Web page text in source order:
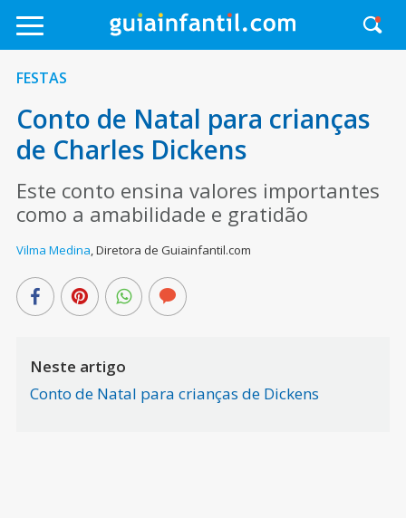
FESTAS
Conto de Natal para crianças
de Charles Dickens
Este conto ensina valores importantes
como a amabilidade e gratidão
Vilma Medina,Diretora de Guiainfantil.com
Neste artigo
Conto de Natal para crianças de Dickens